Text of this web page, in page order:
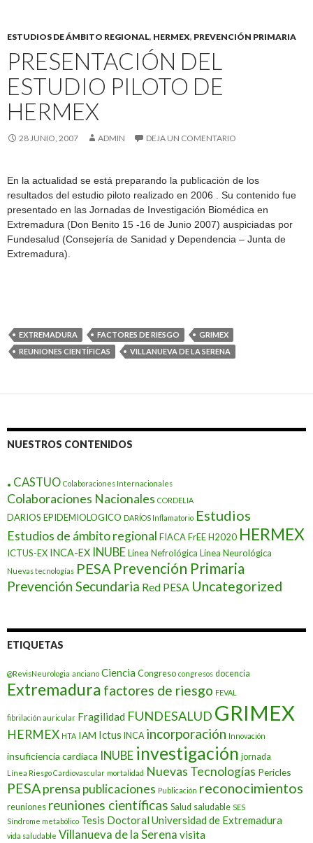
ESTUDIOS DE ÁMBITO REGIONAL, HERMEX, PREVENCIÓN PRIMARIA
PRESENTACIÓN DEL
ESTUDIO PILOTO DE
HERMEX
28 JUNIO, 2007 ADMIN DEJA UN COMENTARIO
En la actualidad se está preparando la publicación de los
resultados del estudio piloto realizado en 2006 . Su contenido fue
presentado en las Jornadas de Investigación Biomédica en
Extremadura (Don Benito 15 -16 de Junio 2007) auspiciadas por
Fundesalud (Consejería de Sanidad y Dependencia – Junta de
Extremadura).
EXTREMADURA FACTORES DE RIESGO
GRIMEX
REUNIONES CIENTÍFICAS
VILLANUEVA DE LA SERENA
NUESTROS CONTENIDOS
. CASTUO Colaboraciones Internacionales
Colaboraciones Nacionales CORDELIA
DARIOS EPIDEMIOLOGICO DARÍOS Inflamatorio Estudios
Estudios de ámbito regional FIACAFrEEH2020 HERMEX
ICTUS-EX INCA-EX INUBELínea Nefrológica Línea Neurológica
Nuevas tecnologías PESA Prevención Primaria
Prevención Secundaria Red PESA Uncategorized
ETIQUETAS
@RevisNeurologia anciano Ciencia Congreso congresos docencia
Extremadura factores de riesgo FEVAL
fibrilación auricular Fragilidad FUNDESALUD GRIMEX
HERMEX HTA IAM Ictus INCA incorporación Innovación
insuficiencia cardiaca INUBE investigación jornada
Línea Riesgo Cardiovascular mortalidad Nuevas Tecnologías Pericles
PESAprensa publicaciones Publicación reconocimientos
reuniones reuniones científicas Salud saludable SES
Síndrome metabólico Tesis Doctoral Universidad de Extremadura
vida saludable Villanueva de la Serena visita